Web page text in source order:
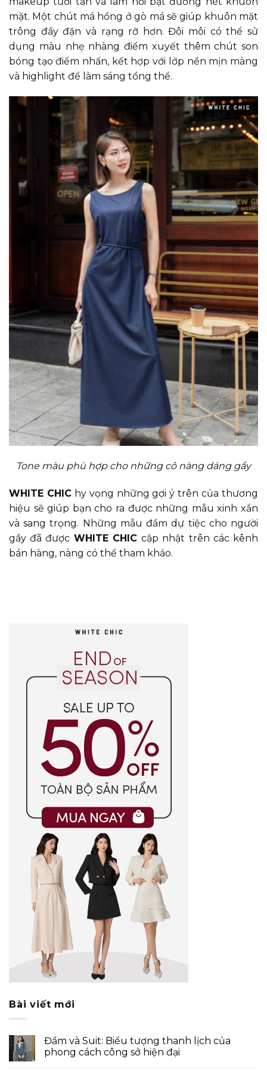
mặt. Một chút má hồng ở gò má sẽ giúp khuôn mặt
trông đầy đặn và rạng rỡ hơn. Đôi môi có thể sử
dụng màu nhẹ nhàng điểm xuyết thêm chút son
bóng tạo điểm nhấn, kết hợp với lớp nền mịn màng
và highlight để làm sáng tổng thể.
Tone màu phù hợp cho những cô nàng dáng gầy
WHITE CHIChy vọng những gợi ý trên của thương
hiệu sẽ giúp bạn cho ra được những mẫu xinh xắn
và sang trọng. Những mẫu đầm dự tiệc cho người
gầy đã được WHITE CHICcập nhật trên các kênh
bán hàng, nàng có thể tham khảo.
Bài viết mới
Đầm và Suit: Biểu tượng thanh lịch của
phong cách công sở hiện đại